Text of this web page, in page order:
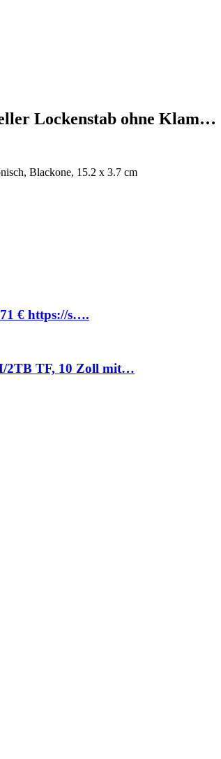
Lockenstab ohne Klam…
Blackone, 15.2 x 3.7 cm
€ https://s….
2TB TF, 10 Zoll mit…